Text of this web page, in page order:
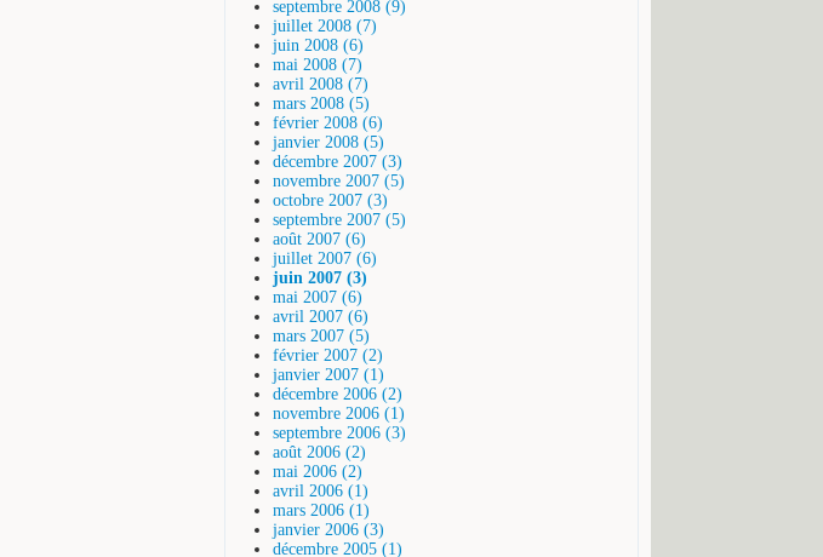
septembre 2008 (9)
juillet 2008 (7)
juin 2008 (6)
mai 2008 (7)
avril 2008 (7)
mars 2008 (5)
février 2008 (6)
janvier 2008 (5)
décembre 2007 (3)
novembre 2007 (5)
octobre 2007 (3)
septembre 2007 (5)
août 2007 (6)
juillet 2007 (6)
juin 2007 (3)
mai 2007 (6)
avril 2007 (6)
mars 2007 (5)
février 2007 (2)
janvier 2007 (1)
décembre 2006 (2)
novembre 2006 (1)
septembre 2006 (3)
août 2006 (2)
mai 2006 (2)
avril 2006 (1)
mars 2006 (1)
janvier 2006 (3)
décembre 2005 (1)